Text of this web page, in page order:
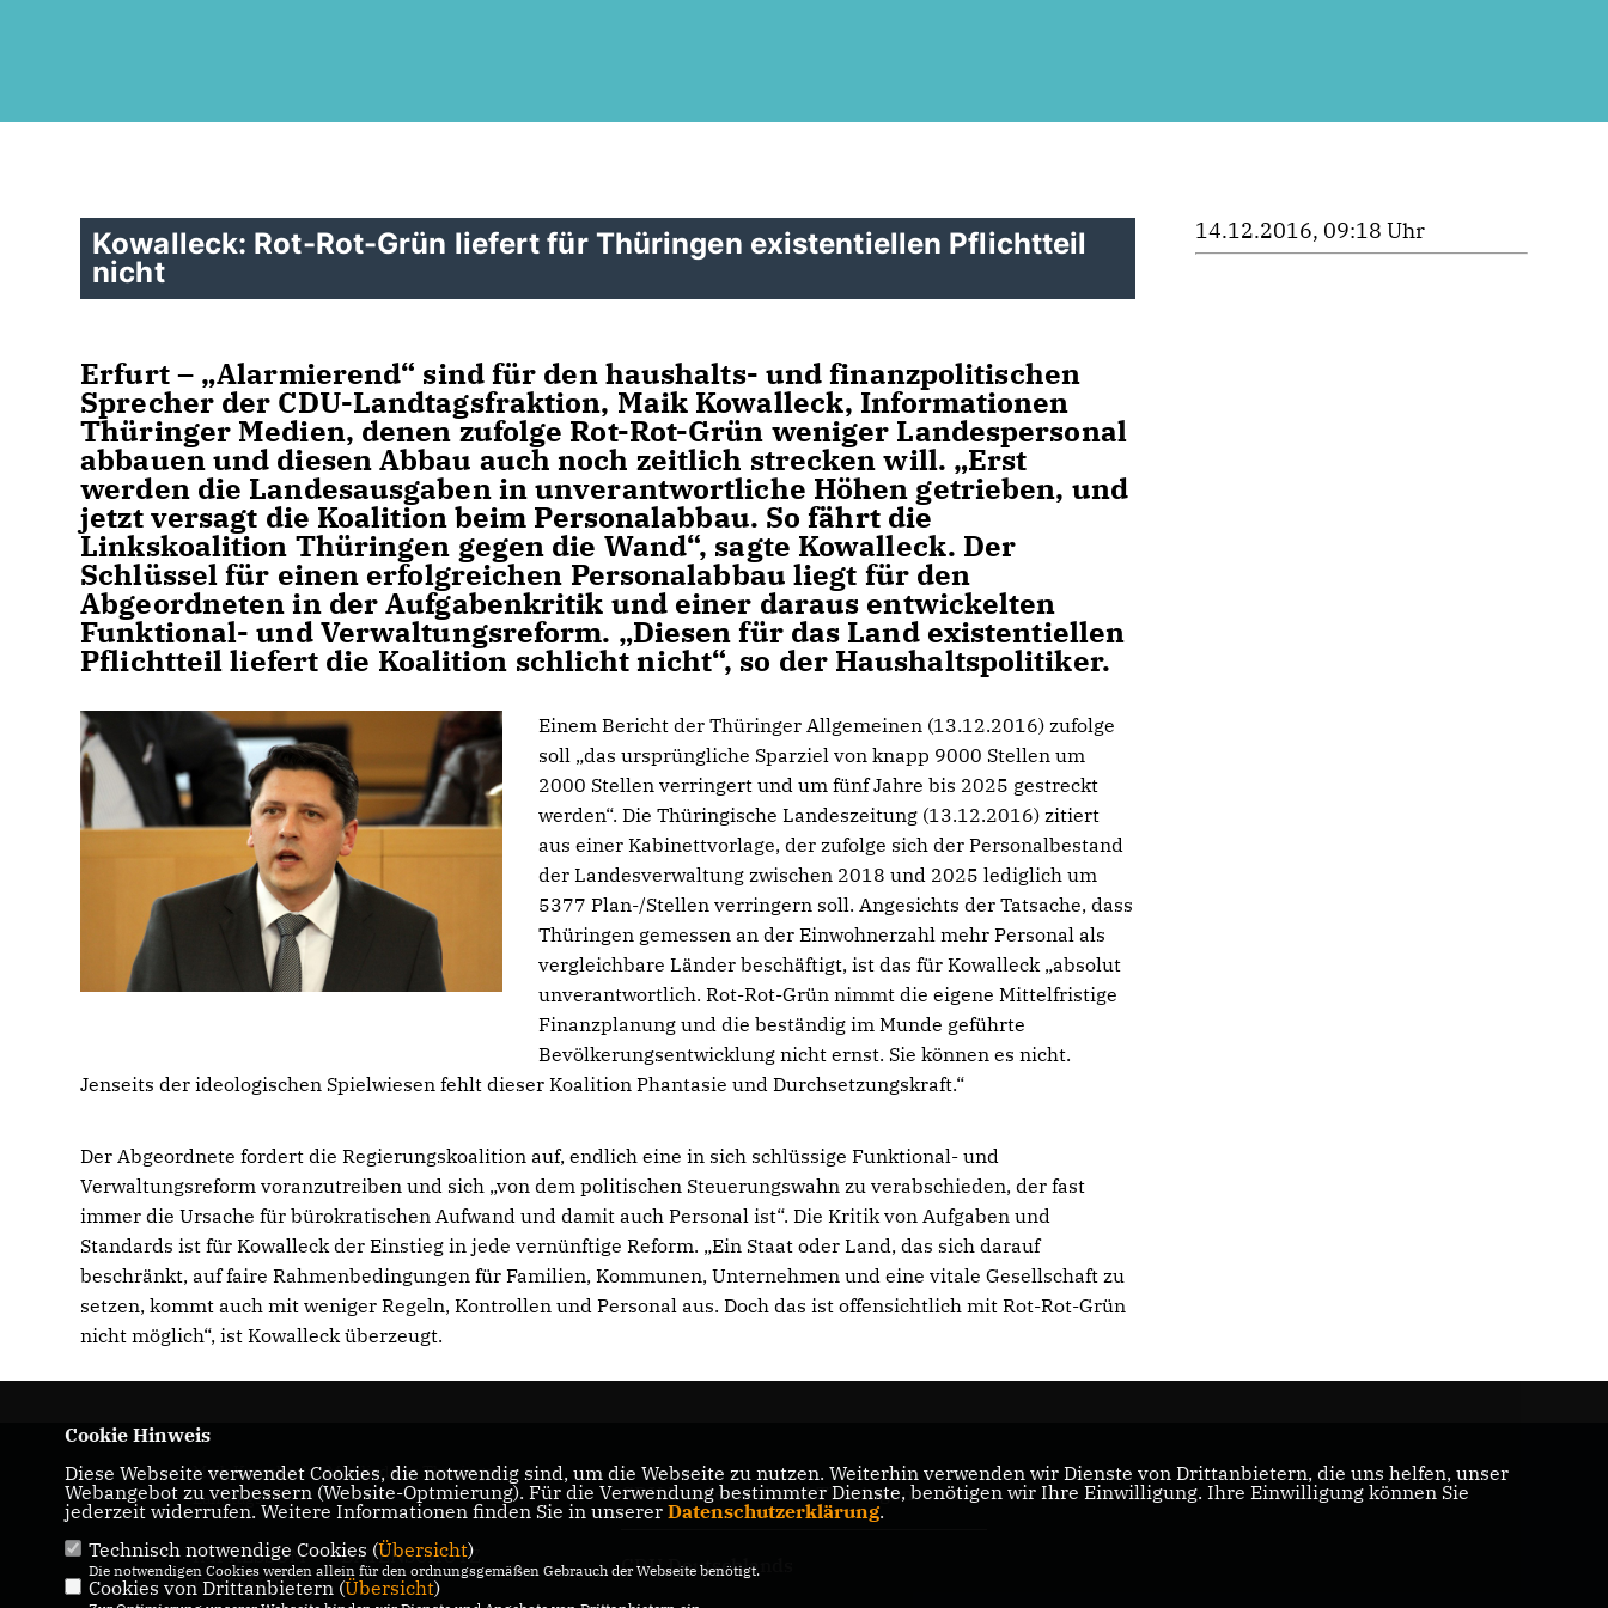
Kowalleck: Rot-Rot-Grün liefert für Thüringen existentiellen Pflichtteil
nicht
Erfurt – „Alarmierend“ sind für den haushalts- und finanzpolitischen
Sprecher der CDU-Landtagsfraktion, Maik Kowalleck, Informationen
Thüringer Medien, denen zufolge Rot-Rot-Grün weniger Landespersonal
abbauen und diesen Abbau auch noch zeitlich strecken will. „Erst
werden die Landesausgaben in unverantwortliche Höhen getrieben, und
jetzt versagt die Koalition beim Personalabbau. So fährt die
Linkskoalition Thüringen gegen die Wand“, sagte Kowalleck. Der
Schlüssel für einen erfolgreichen Personalabbau liegt für den
Abgeordneten in der Aufgabenkritik und einer daraus entwickelten
Funktional- und Verwaltungsreform. „Diesen für das Land existentiellen
Pflichtteil liefert die Koalition schlicht nicht“, so der Haushaltspolitiker.
Einem Bericht der Thüringer Allgemeinen (13.12.2016) zufolge
soll „das ursprüngliche Sparziel von knapp 9000 Stellen um
2000 Stellen verringert und um fünf Jahre bis 2025 gestreckt
werden“. Die Thüringische Landeszeitung (13.12.2016) zitiert
aus einer Kabinettvorlage, der zufolge sich der Personalbestand
der Landesverwaltung zwischen 2018 und 2025 lediglich um
5377 Plan-/Stellen verringern soll. Angesichts der Tatsache, dass
Thüringen gemessen an der Einwohnerzahl mehr Personal als
vergleichbare Länder beschäftigt, ist das für Kowalleck „absolut
unverantwortlich. Rot-Rot-Grün nimmt die eigene Mittelfristige
Finanzplanung und die beständig im Munde geführte
Bevölkerungsentwicklung nicht ernst. Sie können es nicht.
Jenseits der ideologischen Spielwiesen fehlt dieser Koalition Phantasie und Durchsetzungskraft.“
Der Abgeordnete fordert die Regierungskoalition auf, endlich eine in sich schlüssige Funktional- und
Verwaltungsreform voranzutreiben und sich „von dem politischen Steuerungswahn zu verabschieden, der fast
immer die Ursache für bürokratischen Aufwand und damit auch Personal ist“. Die Kritik von Aufgaben und
Standards ist für Kowalleck der Einstieg in jede vernünftige Reform. „Ein Staat oder Land, das sich darauf
beschränkt, auf faire Rahmenbedingungen für Familien, Kommunen, Unternehmen und eine vitale Gesellschaft zu
setzen, kommt auch mit weniger Regeln, Kontrollen und Personal aus. Doch das ist offensichtlich mit Rot-Rot-Grün
nicht möglich“, ist Kowalleck überzeugt.
14.12.2016, 09:18 Uhr
Maik Kowalleck - Mitglied des Thüringer
Landtags
IMPRESSUM
DATENSCHUTZ
KONTAKT
CDU Landesverband Thüringen
CDU Deutschlands
Cookie Hinweis
Diese Webseite verwendet Cookies, die notwendig sind, um die Webseite zu nutzen. Weiterhin verwenden wir Dienste von Drittanbietern, die uns helfen, unser
Webangebot zu verbessern (Website-Optmierung). Für die Verwendung bestimmter Dienste, benötigen wir Ihre Einwilligung. Ihre Einwilligung können Sie
jederzeit widerrufen. Weitere Informationen finden Sie in unserer Datenschutzerklärung.
Technisch notwendige Cookies (Übersicht)
Die notwendigen Cookies werden allein für den ordnungsgemäßen Gebrauch der Webseite benötigt.
Cookies von Drittanbietern (Übersicht)